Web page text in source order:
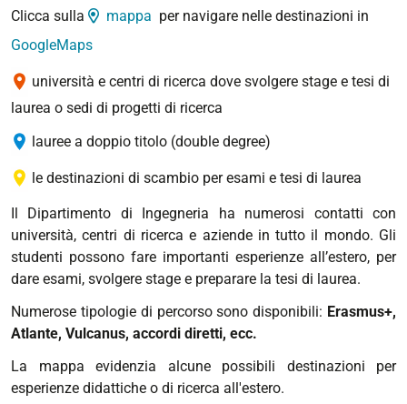
Clicca sulla mappa per navigare nelle destinazioni in
GoogleMaps
università e centri di ricerca dove svolgere stage e tesi di
laurea o sedi di progetti di ricerca
lauree a doppio titolo (double degree)
le destinazioni di scambio per esami e tesi di laurea
Il Dipartimento di Ingegneria ha numerosi contatti con
università, centri di ricerca e aziende in tutto il mondo. Gli
studenti possono fare importanti esperienze all’estero, per
dare esami, svolgere stage e preparare la tesi di laurea.
Numerose tipologie di percorso sono disponibili: Erasmus+,
Atlante, Vulcanus, accordi diretti, ecc.
La mappa evidenzia alcune possibili destinazioni per
esperienze didattiche o di ricerca all'estero.